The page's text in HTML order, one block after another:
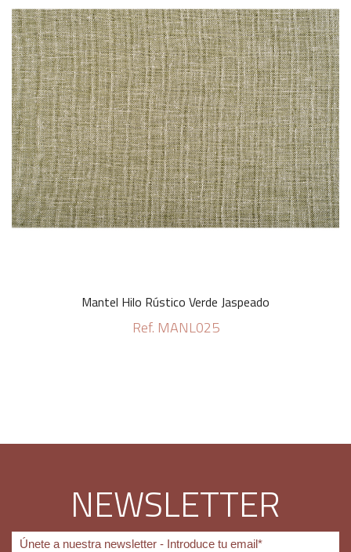
Mantel Hilo Rústico Verde Jaspeado
Ref. MANL025
NEWSLETTER